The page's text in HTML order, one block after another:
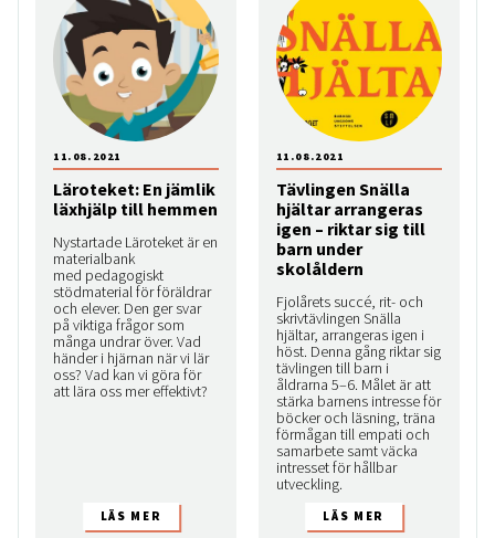
Läroteket: En jämlik
läxhjälp till hemmen
Nystartade Läroteket är en
materialbank
med pedagogiskt
stödmaterial för föräldrar
och elever. Den ger svar
på viktiga frågor som
många undrar över. Vad
händer i hjärnan när vi lär
oss? Vad kan vi göra för
att lära oss mer effektivt?
11.08.2021
Tävlingen Snälla
hjältar arrangeras
igen – riktar sig till
barn under
skolåldern
Fjolårets succé, rit- och
skrivtävlingen Snälla
hjältar, arrangeras igen i
höst. Denna gång riktar sig
tävlingen till barn i
åldrarna 5­–6. Målet är att
stärka barnens intresse för
böcker och läsning, träna
förmågan till empati och
samarbete samt väcka
intresset för hållbar
utveckling.
11.08.2021